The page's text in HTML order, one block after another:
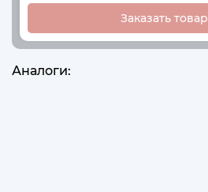
Заказать товар
Аналоги: